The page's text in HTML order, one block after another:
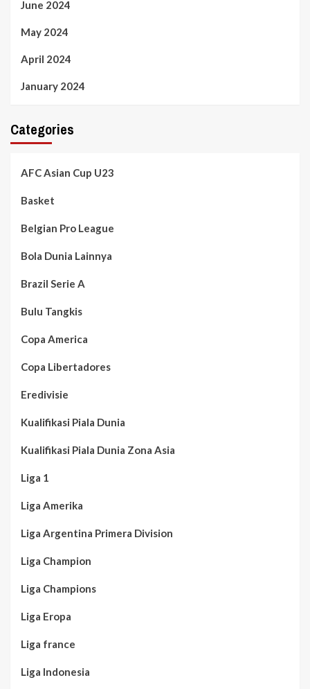
June 2024
May 2024
April 2024
January 2024
Categories
AFC Asian Cup U23
Basket
Belgian Pro League
Bola Dunia Lainnya
Brazil Serie A
Bulu Tangkis
Copa America
Copa Libertadores
Eredivisie
Kualifikasi Piala Dunia
Kualifikasi Piala Dunia Zona Asia
Liga 1
Liga Amerika
Liga Argentina Primera Division
Liga Champion
Liga Champions
Liga Eropa
Liga france
Liga Indonesia